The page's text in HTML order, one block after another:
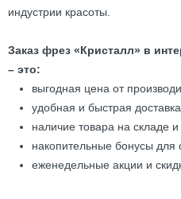
индустрии красоты.
Заказ фрез «Кристалл» в
– это:
выгодная цена от
удобная и быстрая доставка
наличие товара на складе
накопительные бонусы для
еженедельные акции и